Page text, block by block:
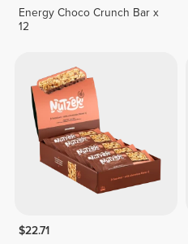
Energy Choco Crunch Bar x
12
$22.71